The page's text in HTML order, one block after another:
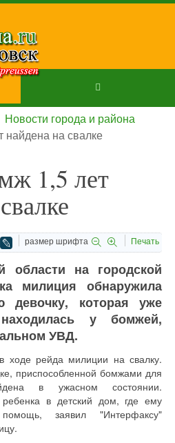
Новости города и района
найдена на свалке
1,5 лет
размер шрифта Печать
области на городской
милиция обнаружила
девочку, которая уже
у бомжей,
УВД.
ходе рейда милиции на свалку.
приспособленной бомжами для
в ужасном состоянии.
в детский дом, где ему
заявил "Интерфаксу"